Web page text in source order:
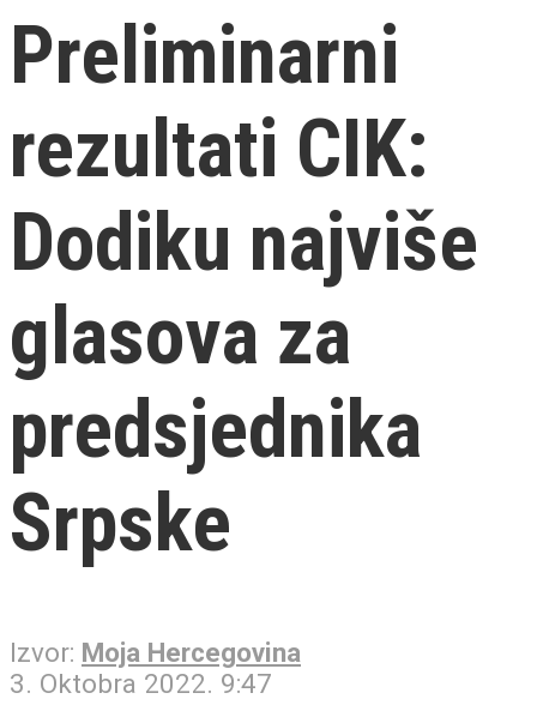
Preliminarni
rezultati CIK:
Dodiku najviše
glasova za
predsjednika
Srpske
Izvor: Moja Hercegovina
3. Oktobra 2022. 9:47